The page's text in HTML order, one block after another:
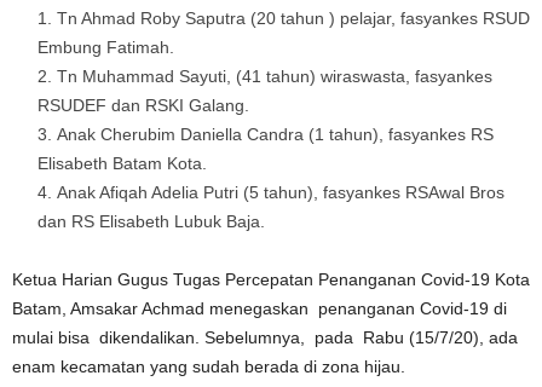
Tn Ahmad Roby Saputra (20 tahun ) pelajar, fasyankes RSUD
Embung Fatimah.
Tn Muhammad Sayuti, (41 tahun) wiraswasta, fasyankes
RSUDEF dan RSKI Galang.
Anak Cherubim Daniella Candra (1 tahun), fasyankes RS
Elisabeth Batam Kota.
Anak Afiqah Adelia Putri (5 tahun), fasyankes RSAwal Bros
dan RS Elisabeth Lubuk Baja.
Ketua Harian Gugus Tugas Percepatan Penanganan Covid-19 Kota
Batam, Amsakar Achmad menegaskan penanganan Covid-19 di
mulai bisa dikendalikan. Sebelumnya, pada Rabu (15/7/20), ada
enam kecamatan yang sudah berada di zona hijau.